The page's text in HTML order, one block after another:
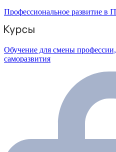
Профессиональное развитие в
Обучение для смены профессии,
саморазвития